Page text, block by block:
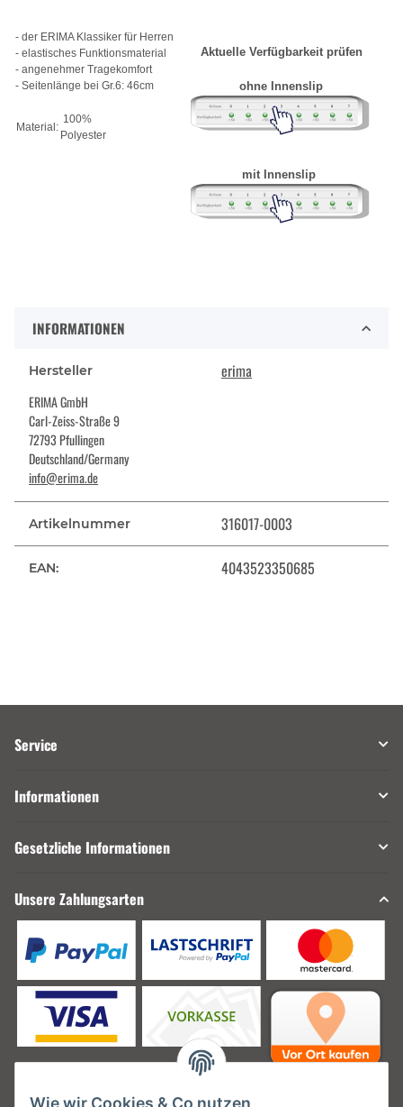
- der ERIMA Klassiker für Herren
- elastisches Funktionsmaterial
- angenehmer Tragekomfort
- Seitenlänge bei Gr.6: 46cm
Material:
100%
Polyester
Aktuelle Verfügbarkeit prüfen
ohne Innenslip
mit Innenslip
INFORMATIONEN
Hersteller erima
ERIMA GmbH
Carl-Zeiss-Straße 9
72793 Pfullingen
Deutschland/Germany
info@erima.de
Artikelnummer 316017-0003
EAN: 4043523350685
Service
Informationen
Gesetzliche Informationen
Unsere Zahlungsarten